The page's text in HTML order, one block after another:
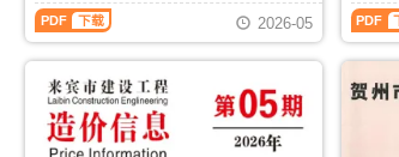
林
市、
陆
川
县、
兴
业
县、
算
编
制，
属
于
来
桂
林
市
设
价
崇
左
市
设
河
池
造
2026-05
玉
林
5